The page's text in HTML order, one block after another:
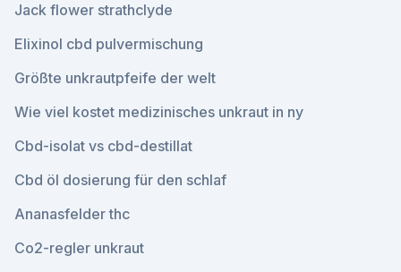
Jack flower strathclyde
Elixinol cbd pulvermischung
Größte unkrautpfeife der welt
Wie viel kostet medizinisches unkraut in ny
Cbd-isolat vs cbd-destillat
Cbd öl dosierung für den schlaf
Ananasfelder thc
Co2-regler unkraut